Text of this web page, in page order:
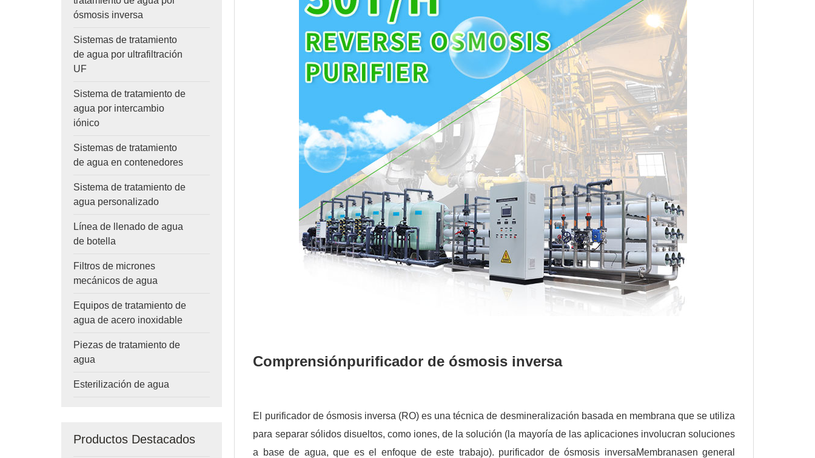
ósmosis inversa
Sistemas de tratamiento
de agua por ultrafiltración
UF
Sistema de tratamiento de
agua por intercambio
iónico
Sistemas de tratamiento
de agua en contenedores
Sistema de tratamiento de
agua personalizado
Línea de llenado de agua
de botella
Filtros de micrones
mecánicos de agua
Equipos de tratamiento de
agua de acero inoxidable
Piezas de tratamiento de
agua
Esterilización de agua
Productos Destacados
Comprensiónpurificador de ósmosis inversa
El purificador de ósmosis inversa (RO) es una técnica de desmineralización basada en membrana que se utiliza
para separar sólidos disueltos, como iones, de la solución (la mayoría de las aplicaciones involucran soluciones
a base de agua, que es el enfoque de este trabajo). purificador de ósmosis inversaMembranasen general